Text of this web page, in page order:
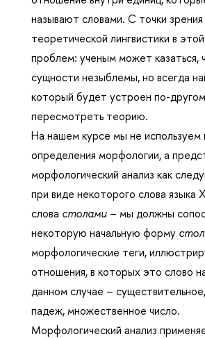
называют словами. С точки зрения
теоретической лингвистики в
проблем: ученым может казаться,
сущности незыблемы, но всегда
который будет устроен по-
пересмотреть теорию.
На нашем курсе мы не используем
определения морфологии, а
морфологический анализ как
при виде некоторого слова языка
слова столами – мы должны
некоторую начальную форму стол
морфологические теги,
отношения, в которых это слово
данном случае –
падеж, множественное число.
Морфологический анализ